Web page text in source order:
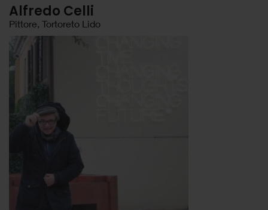
Alfredo Celli
Pittore, Tortoreto Lido